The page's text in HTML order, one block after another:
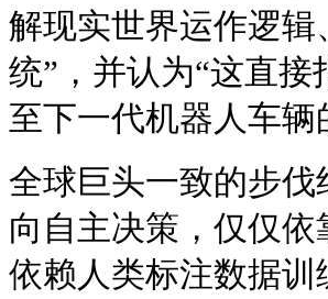
解现实世界运作逻
统”，并认为“这直
至下一代机器人车辆
全球巨头一致的步
向自主决策，仅仅
依赖人类标注数据训